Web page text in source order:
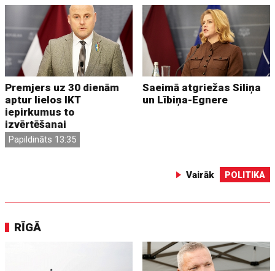
Premjers uz 30 dienām
aptur lielos IKT
iepirkumus to
izvērtēšanai
Papildināts 13:35
Saeimā atgriežas Siliņa
un Lībiņa-Egnere
Vairāk POLITIKA
RĪGĀ